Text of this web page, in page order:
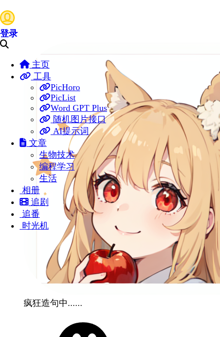
登录
主页
工具
PicHoro
PicList
Word GPT Plus
随机图片接口
AI提示词
文章
生物技术
编程学习
生活
相册
追剧
追番
时光机
疯狂造句中......